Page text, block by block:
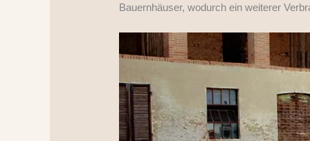
Bauernhäuser, wodurch ein weiterer